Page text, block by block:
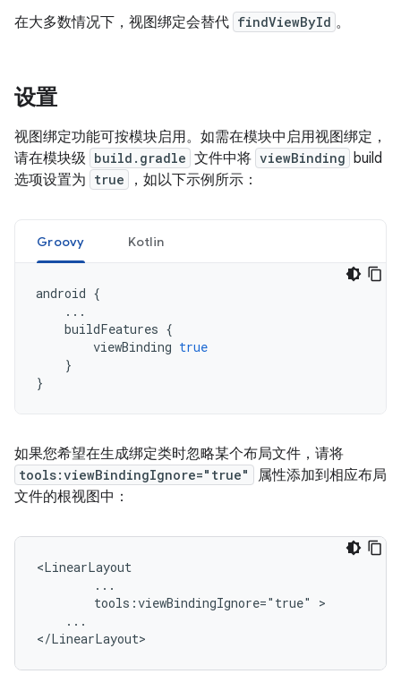
在大多数情况下，视图绑定会替代 findViewById 。
设置
视图绑定功能可按模块启用。如需在模块中启用视图绑定，
请在模块级 build.gradle 文件中将 viewBinding build
选项设置为 true ，如以下示例所示：
Groovy Kotlin
android {
...
buildFeatures {
viewBinding true
}
}
如果您希望在生成绑定类时忽略某个布局文件，请将
tools:viewBindingIgnore="true"
属性添加到相应布局
文件的根视图中：
tools:viewBindingIgnore="true"
...